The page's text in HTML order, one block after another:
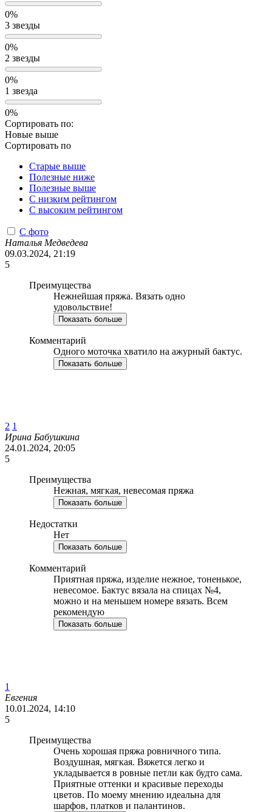
0%
3 звезды
0%
2 звезды
0%
1 звезда
0%
Сортировать по:
Новые выше
Сортировать по
Старые выше
Полезные ниже
Полезные выше
С низким рейтингом
C высоким рейтингом
С фото
Наталья Медведева
09.03.2024, 21:19
5
Преимущества
Нежнейшая пряжа. Вязать одно
удовольствие!
Показать больше
Комментарий
Одного моточка хватило на ажурный бактус.
Показать больше
2 1
Ирина Бабушкина
24.01.2024, 20:05
5
Преимущества
Нежная, мягкая, невесомая пряжа
Показать больше
Недостатки
Нет
Показать больше
Комментарий
Приятная пряжа, изделие нежное, тоненькое,
невесомое. Бактус вязала на спицах №4,
можно и на меньшем номере вязать. Всем
рекомендую
Показать больше
1
Евгения
10.01.2024, 14:10
5
Преимущества
Очень хорошая пряжа ровничного типа.
Воздушная, мягкая. Вяжется легко и
укладывается в ровные петли как будто сама.
Приятные оттенки и красивые переходы
цветов. По моему мнению идеальна для
шарфов, платков и палантинов.